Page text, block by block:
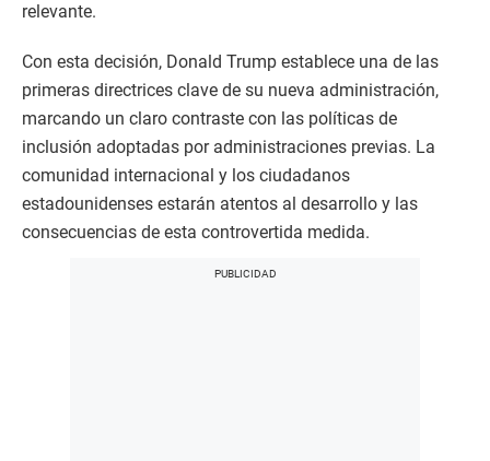
relevante.
Con esta decisión, Donald Trump establece una de las
primeras directrices clave de su nueva administración,
marcando un claro contraste con las políticas de
inclusión adoptadas por administraciones previas. La
comunidad internacional y los ciudadanos
estadounidenses estarán atentos al desarrollo y las
consecuencias de esta controvertida medida.